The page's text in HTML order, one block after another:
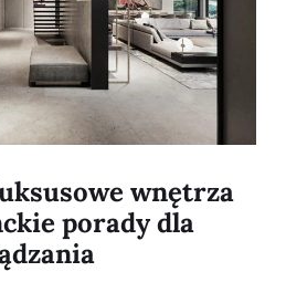
wnętrza
porady dla